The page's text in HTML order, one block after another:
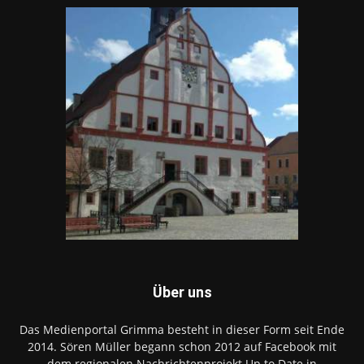
Über uns
Das Medienportal Grimma besteht in dieser Form seit Ende
2014. Sören Müller begann schon 2012 auf Facebook mit